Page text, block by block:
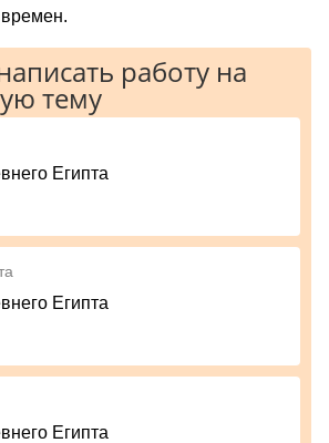
работу на
тему
Египта
Египта
Египта